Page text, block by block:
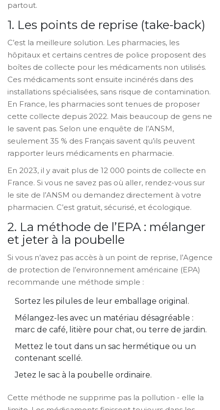
partout.
1. Les points de reprise (take-back)
C’est la meilleure solution. Les pharmacies, les
hôpitaux et certains centres de police proposent des
boîtes de collecte pour les médicaments non utilisés.
Ces médicaments sont ensuite incinérés dans des
installations spécialisées, sans risque de contamination.
En France, les pharmacies sont tenues de proposer
cette collecte depuis 2022. Mais beaucoup de gens ne
le savent pas. Selon une enquête de l’ANSM,
seulement 35 % des Français savent qu’ils peuvent
rapporter leurs médicaments en pharmacie.
En 2023, il y avait plus de 12 000 points de collecte en
France. Si vous ne savez pas où aller, rendez-vous sur
le site de l’ANSM ou demandez directement à votre
pharmacien. C’est gratuit, sécurisé, et écologique.
2. La méthode de l’EPA : mélanger
et jeter à la poubelle
Si vous n’avez pas accès à un point de reprise, l’Agence
de protection de l’environnement américaine (EPA)
recommande une méthode simple :
Sortez les pilules de leur emballage original.
Mélangez-les avec un matériau désagréable :
marc de café, litière pour chat, ou terre de jardin.
Mettez le tout dans un sac hermétique ou un
contenant scellé.
Jetez le sac à la poubelle ordinaire.
Cette méthode ne supprime pas la pollution - elle la